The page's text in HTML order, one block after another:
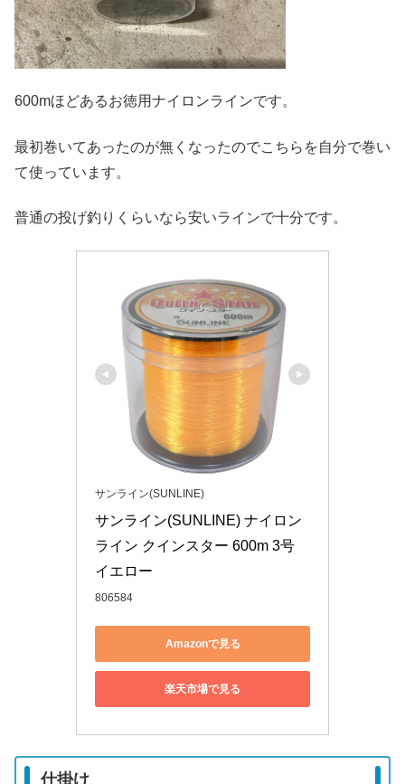
600mほどあるお徳用ナイロンラインです。
最初巻いてあったのが無くなったのでこちらを自分で巻い
て使っています。
普通の投げ釣りくらいなら安いラインで十分です。
サンライン(SUNLINE)
サンライン(SUNLINE) ナイロン
ライン クインスター 600m 3号
イエロー
806584
Amazonで見る
楽天市場で見る
仕掛け